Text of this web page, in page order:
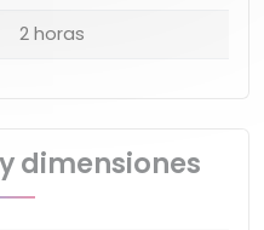
2 horas
dimensiones